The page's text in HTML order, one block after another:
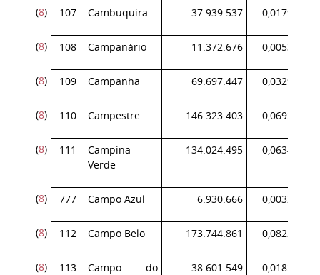
(8) 107 Cambuquira 37.939.537 0,017957
(8) 108 Campanário 11.372.676 0,005383
(8) 109 Campanha 69.697.447 0,032988
(8) 110 Campestre 146.323.403 0,069254
(8) 111
Campina
Verde
134.024.495 0,063433
(8) 777 Campo Azul 6.930.666 0,003280
(8) 112 Campo Belo 173.744.861 0,082233
(8) 113
Campo do
38.601.549 0,018270